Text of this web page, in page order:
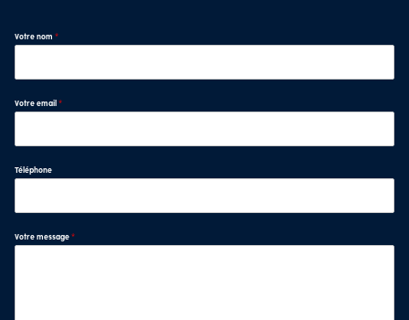
Votre nom *
Votre email*
Téléphone
Votre message*